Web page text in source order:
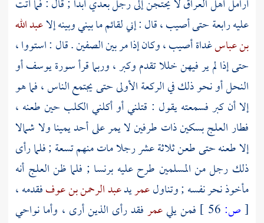
أرامل أهلالعراقلا يحتجن إلى رجل بعدي أبدا ; قال : فما أتت
عليه رابعة حتى أصيب ، قال : إني لقائم ما بيني وبينه إلاعبد الله
بن عباسغداة أصيب ، وكان إذا مر بين الصفين . قال : استووا ،
حتى إذا لم ير فيهن خللا تقدم وكبر ، وربما قرأ سورة يوسف أو
النحل أو نحو ذلك في الركعة الأولى حتى يجتمع الناس ، فما هو
إلا أن كبر فسمعته يقول : قتلني أو أكلني الكلب حين طعنه ،
فطار العلج بسكين ذات طرفين لا يمر على أحد يمينا ولا شمالا
إلا طعنه حتى طعن ثلاثة عشر رجلا مات منهم تسعة ; فلما رأى
ذلك رجل من المسلمين طرح عليه برنسا ; فلما ظن العلج أنه
مأخوذ نحر نفسه ; وتناولعمريدعبد الرحمن بن عوففقدمه ،
[ص: فمن يليعمرفقد رأى الذين أرى ، وأما نواحي